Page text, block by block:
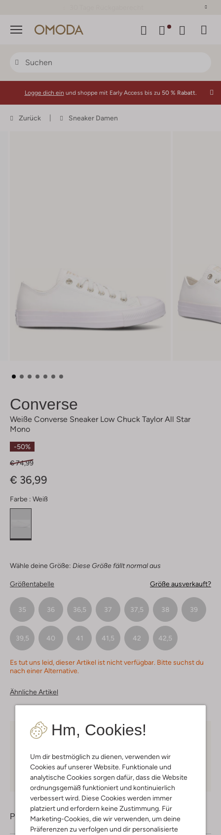
Menü
Hm, Cookies!
Um dir bestmöglich zu dienen, verwenden wir
Cookies auf unserer Website. Funktionale und
analytische Cookies sorgen dafür, dass die Website
ordnungsgemäß funktioniert und kontinuierlich
verbessert wird. Diese Cookies werden immer
platziert und erfordern keine Zustimmung. Für
Marketing-Cookies, die wir verwenden, um deine
Präferenzen zu verfolgen und dir personalisierte
Logge dich ein und shoppe mit Early Access bis zu 50 % Rabatt.
Zurück Sneaker Damen
Converse
Weiße Converse Sneaker Low Chuck Taylor All Star
Mono
-50%
€ 74,99
€ 36,99
Farbe : Weiß
Wähle deine Größe: Diese Größe fällt normal aus
Größentabelle Größe ausverkauft?
35 36 36,5 37 37,5 38 39
39,5 40 41 41,5 42 42,5
Es tut uns leid, dieser Artikel ist nicht verfügbar. Bitte suchst du
nach einer Alternative.
Ähnliche Artikel
Kostenloser Versand
Kauf auf Rechnung 30 TagenRückgaberecht
Produktinformation